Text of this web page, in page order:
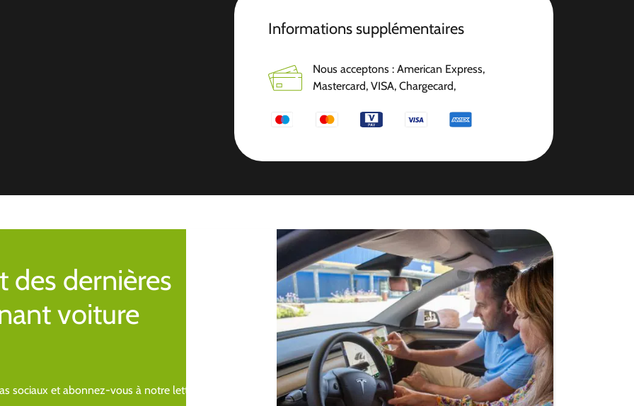
Informations supplémentaires
Nous acceptons : American Express,
Mastercard, VISA, Chargecard,
des dernières
voiture
sociaux et abonnez-vous à notre lettre